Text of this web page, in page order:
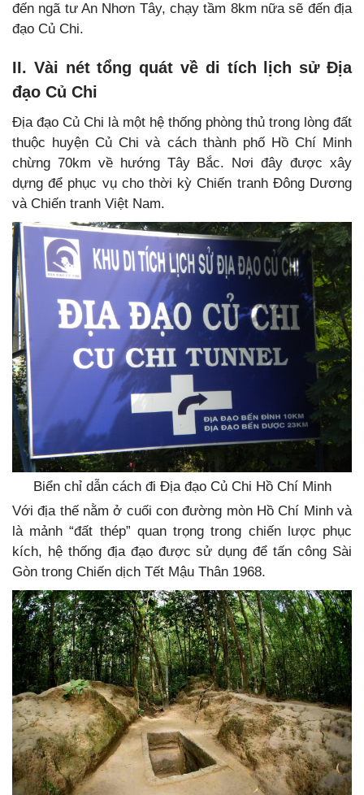
đến ngã tư An Nhơn Tây, chạy tầm 8km nữa sẽ đến địa
đạo Củ Chi.
II. Vài nét tổng quát về di tích lịch sử Địa
đạo Củ Chi
Địa đạo Củ Chi là một hệ thống phòng thủ trong lòng đất
thuộc huyện Củ Chi và cách thành phố Hồ Chí Minh
chừng 70km về hướng Tây Bắc. Nơi đây được xây
dựng để phục vụ cho thời kỳ Chiến tranh Đông Dương
và Chiến tranh Việt Nam.
Biển chỉ dẫn cách đi Địa đạo Củ Chi Hồ Chí Minh
Với địa thế nằm ở cuối con đường mòn Hồ Chí Minh và
là mảnh “đất thép” quan trọng trong chiến lược phục
kích, hệ thống địa đạo được sử dụng để tấn công Sài
Gòn trong Chiến dịch Tết Mậu Thân 1968.